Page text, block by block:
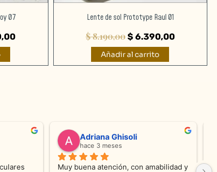
07 Lente de sol Prototype Raul 01
$8.190,00$6.390,00
Añadir al carrito
KV
valentina silva
hace 6 meses
Muy linda atención, me encanta!!!Es la